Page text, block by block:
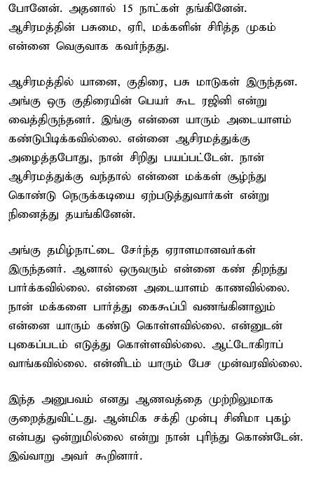
போனேன். அதனால் 15 நாட்கள் தங்கினேன்.
ஆசிரமத்தின் பசுமை, ஏரி, மக்களின் சிரித்த முகம்
என்னை வெகுவாக கவர்ந்தது.
ஆசிரமத்தில் யானை, குதிரை, பசு மாடுகள் இருந்தன.
அங்கு ஒரு குதிரையின் பெயர் கூட ரஜினி என்று
வைத்திருந்தனர். இங்கு என்னை யாரும் அடையாளம்
கண்டுபிடிக்கவில்லை. என்னை ஆசிரமத்துக்கு
அழைத்தபோது, நான் சிறிது பயப்பட்டேன். நான்
ஆசிரமத்துக்கு வந்தால் என்னை மக்கள் சூழ்ந்து
கொண்டு நெருக்கடியை ஏற்படுத்துவார்கள் என்று
நினைத்து தயங்கினேன்.
அங்கு தமிழ்நாட்டை சேர்ந்த ஏராளமானவர்கள்
இருந்தனர். ஆனால் ஒருவரும் என்னை கண் திறந்து
பார்க்கவில்லை. என்னை அடையாளம் காணவில்லை.
நான் மக்களை பார்த்து கைகூப்பி வணங்கினாலும்
என்னை யாரும் கண்டு கொள்ளவில்லை. என்னுடன்
புகைப்படம் எடுத்து கொள்ளவில்லை. ஆட்டோகிராப்
வாங்கவில்லை. என்னிடம் யாரும் பேச முன்வரவில்லை.
இந்த அனுபவம் எனது ஆணவத்தை முற்றிலுமாக
குறைத்துவிட்டது. ஆன்மிக சக்தி முன்பு சினிமா புகழ்
என்பது ஒன்றுமில்லை என்று நான் புரிந்து கொண்டேன்.
இவ்வாறு அவர் கூறினார்.